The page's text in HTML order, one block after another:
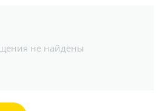
не найдены